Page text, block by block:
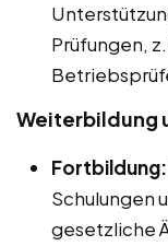
Prüfungen,
Weiterbildung
Fortbildung:
Schulungen
gesetzliche